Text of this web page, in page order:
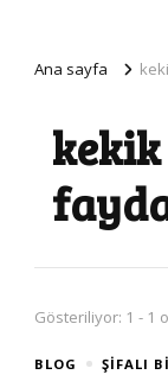
Ana sayfa
kekik
Gösteriliyor: 1 - 1
BLOG ŞIFALI